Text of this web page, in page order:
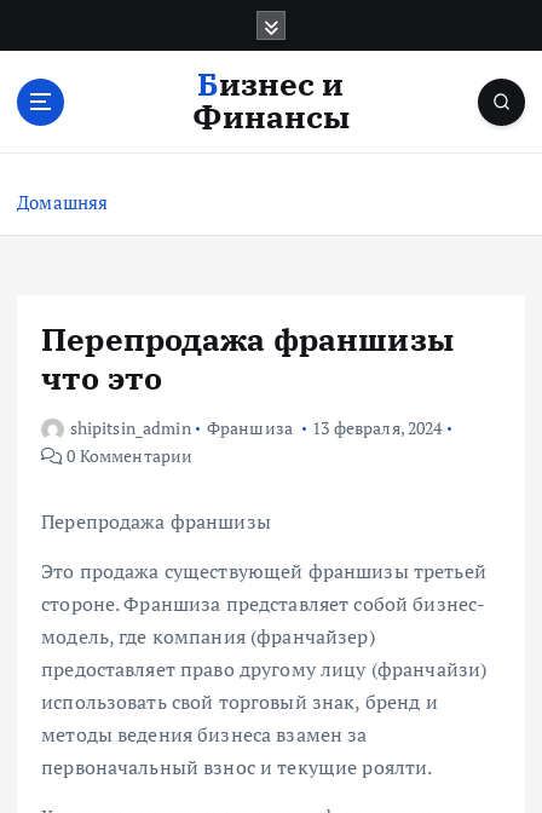
с
Бизнес и
Финансы
Домашняя
Перепродажа франшизы
что это
shipitsin_admin Франшиза
13 февраля, 2024
0 Комментарии
Перепродажа франшизы
Это продажа существующей франшизы третьей
стороне. Франшиза представляет собой бизнес-
модель, где компания (франчайзер)
предоставляет право другому лицу (франчайзи)
использовать свой торговый знак, бренд и
методы ведения бизнеса взамен за
первоначальный взнос и текущие роялти.